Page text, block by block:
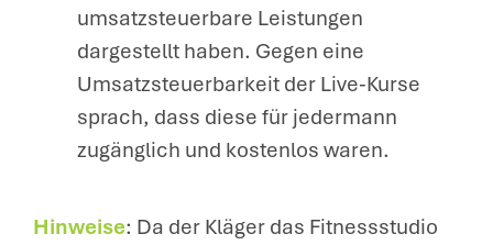
umsatzsteuerbare Leistungen
dargestellt haben. Gegen eine
Umsatzsteuerbarkeit der Live-Kurse
sprach, dass diese für jedermann
zugänglich und kostenlos waren.
Hinweise: Da der Kläger das Fitnessstudio